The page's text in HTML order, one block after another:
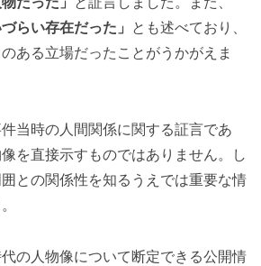
らい存在だった」 とも述べており、
ある立場だったことがうかがえま
当時の人間関係に関する証言であ
を直接示すものではありません。し
との関係性を知るうえでは重要な情
の人物像について断定できる公開情